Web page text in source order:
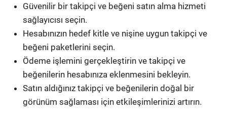
Güvenilir bir takipçi ve beğeni satın alma hizmeti
sağlayıcısı seçin.
Hesabınızın hedef kitle ve nişine uygun takipçi ve
beğeni paketlerini seçin.
Ödeme işlemini gerçekleştirin ve takipçi ve
beğenilerin hesabınıza eklenmesini bekleyin.
Satın aldığınız takipçi ve beğenilerin doğal bir
görünüm sağlaması için etkileşimlerinizi artırın.